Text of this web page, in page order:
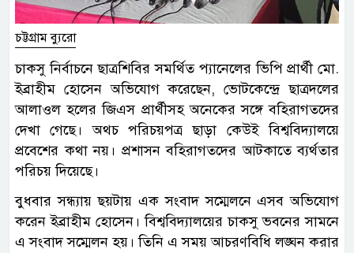
চট্টগ্রাম ব্যুরো
চাকসু নির্বাচনে ছাত্রশিবির সমর্থিত প্যানেলের ভিপি প্রার্থী মো.
ইব্রাহীম হোসেন অভিযোগ করেছেন, ভোটকেন্দ্রে ছাত্রদলের
আলাওল হলের জিএস প্রার্থীসহ অনেকের সঙ্গে বহিরাগতদের
দেখা গেছে। অথচ পরিচয়পত্র ছাড়া কেউই বিশ্ববিদ্যালয়ে
প্রবেশের কথা নয়। প্রশাসন বহিরাগতদের আটকাতে ব্যর্থতার
পরিচয় দিয়েছে।
বুধবার সন্ধ্যায় ছয়টায় এক সংবাদ সম্মেলনে এসব অভিযোগ
করেন ইব্রাহীম হোসেন। বিশ্ববিদ্যালয়ের চাকসু ভবনের সামনে
এ সংবাদ সম্মেলন হয়। তিনি এ সময় আচরণবিধি লঙ্ঘন করার